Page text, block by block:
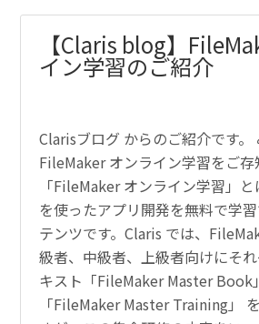
【Claris blog】
イン学習のご紹介
Clarisブログ からのご紹介です。
FileMaker オンライン学習をご存
「FileMaker オンライン学習」
を使ったアプリ開発を無料で学
テンツです。Claris では、
級者、中級者、上級者向けにそ
キスト「FileMaker Master Book
「FileMaker Master Training」